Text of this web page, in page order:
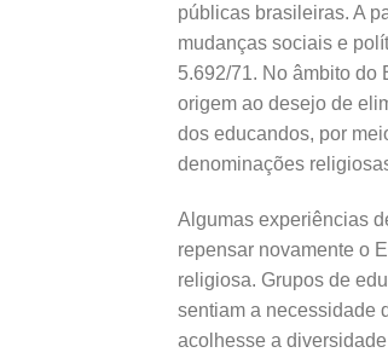
públicas brasileiras. A
mudanças sociais e
5.692/71. No âmbito do
origem ao desejo de
dos educandos, por
denominações
Algumas experiências
repensar novamente o
religiosa. Grupos de
sentiam a necessidade
acolhesse a